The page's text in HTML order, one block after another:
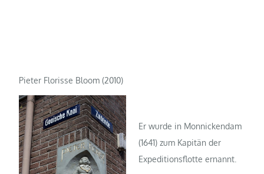
Pieter Florisse Bloom (2010)
Er wurde in Monnickendam
(1641) zum Kapitän der
Expeditionsflotte ernannt.